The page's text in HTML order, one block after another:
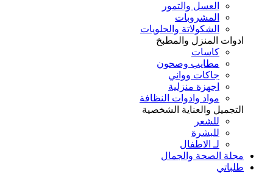
العسل والتمور
المشروبات
الشكولاتة والحلويات
ادوات المنزل والمطبخ
كاسات
مطايب وصحون
جاكات وواني
اجهزة منزلية
مواد وادوات النظافة
التجميل والعناية الشخصية
للشعر
للبشرة
لـ الاطفال
مجلة الصحة والجمال
طلباتي